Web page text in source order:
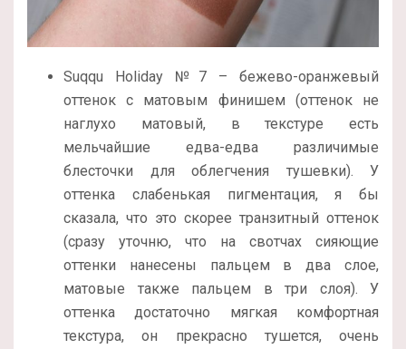
Suqqu Holiday №7 – бежево-оранжевый
оттенок с матовым финишем (оттенок не
наглухо матовый, в текстуре есть
мельчайшие едва-едва различимые
блесточки для облегчения тушевки). У
оттенка слабенькая пигментация, я бы
сказала, что это скорее транзитный оттенок
(сразу уточню, что на свотчах сияющие
оттенки нанесены пальцем в два слое,
матовые также пальцем в три слоя). У
оттенка достаточно мягкая комфортная
текстура, он прекрасно тушется, очень